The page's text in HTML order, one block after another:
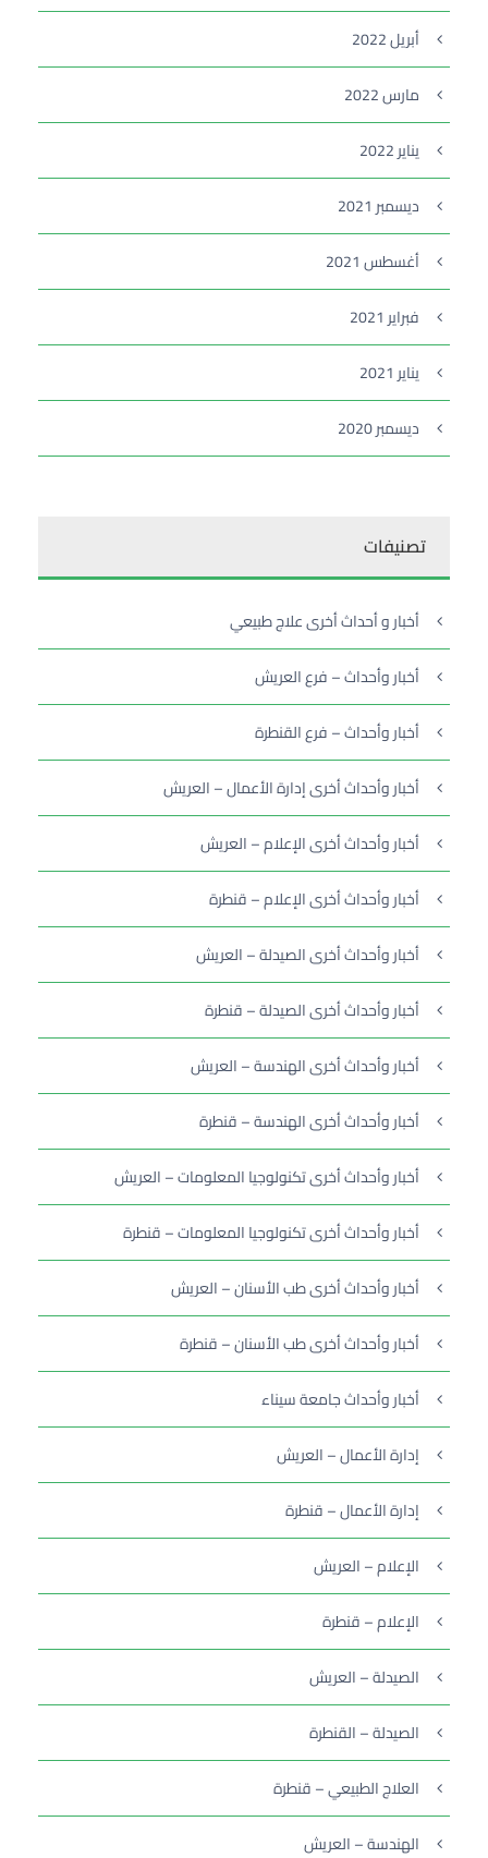
أبريل 2022
مارس 2022
يناير 2022
ديسمبر 2021
أغسطس 2021
فبراير 2021
يناير 2021
ديسمبر 2020
تصنيفات
أخبار و أحداث أخرى علاج طبيعي
أخبار وأحداث – فرع العريش
أخبار وأحداث – فرع القنطرة
أخبار وأحداث أخرى إدارة الأعمال – العريش
أخبار وأحداث أخرى الإعلام – العريش
أخبار وأحداث أخرى الإعلام – قنطرة
أخبار وأحداث أخرى الصيدلة – العريش
أخبار وأحداث أخرى الصيدلة – قنطرة
أخبار وأحداث أخرى الهندسة – العريش
أخبار وأحداث أخرى الهندسة – قنطرة
أخبار وأحداث أخرى تكنولوجيا المعلومات – العريش
أخبار وأحداث أخرى تكنولوجيا المعلومات – قنطرة
أخبار وأحداث أخرى طب الأسنان – العريش
أخبار وأحداث أخرى طب الأسنان – قنطرة
أخبار وأحداث جامعة سيناء
إدارة الأعمال – العريش
إدارة الأعمال – قنطرة
الإعلام – العريش
الإعلام – قنطرة
الصيدلة – العريش
الصيدلة – القنطرة
العلاج الطبيعي – قنطرة
الهندسة – العريش